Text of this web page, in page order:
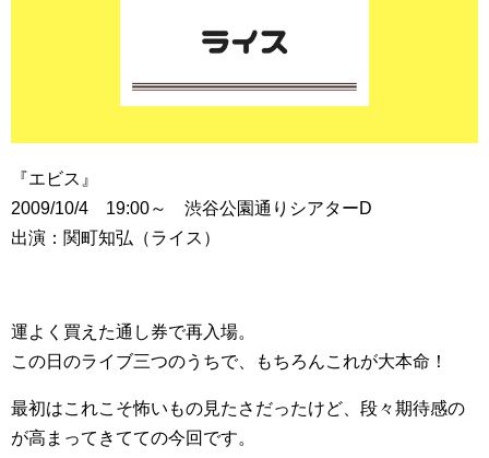
『エビス』
2009/10/4 19:00～ 渋谷公園通りシアターD
出演：関町知弘（ライス）
運よく買えた通し券で再入場。
この日のライブ三つのうちで、もちろんこれが大本命！
最初はこれこそ怖いもの見たさだったけど、段々期待感の
が高まってきてての今回です。